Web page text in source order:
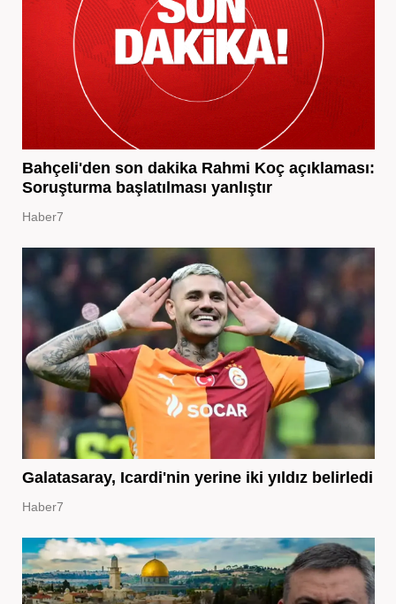
Bahçeli'den son dakika Rahmi Koç açıklaması:
Soruşturma başlatılması yanlıştır
Haber7
Galatasaray, Icardi'nin yerine iki yıldız belirledi
Haber7